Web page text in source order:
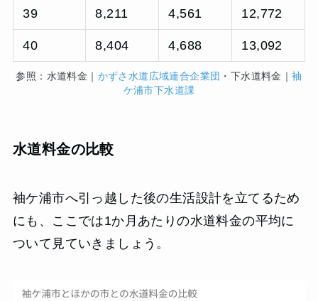
39 8,211 4,561 12,772
40 8,404 4,688 13,092
参照：水道料金｜ かずさ水道広域連合企業団 ・下水道料金｜袖
ケ浦市下水道課
水道料金の比較
袖ケ浦市へ引っ越した後の生活設計を立てるため
にも、ここでは1か月あたりの水道料金の平均に
ついて見ていきましょう。